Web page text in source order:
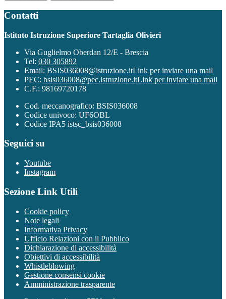
Contatti
Istituto Istruzione Superiore Tartaglia Olivieri
Via Guglielmo Oberdan 12/E - Brescia
Tel: 030 305892
Email: BSIS036008@istruzione.itLink per inviare una mail
PEC: bsis036008@pec.istruzione.itLink per inviare una mail
C.F.: 98169720178
Cod. meccanografico: BSIS036008
Codice univoco: UF6OBL
Codice IPA5 istsc_bsis036008
Seguici su
Youtube
Instagram
Sezione Link Utili
Cookie policy
Note legali
Informativa Privacy
Ufficio Relazioni con il Pubblico
Dichiarazione di accessibilità
Obiettivi di accessibilità
Whistleblowing
Gestione consensi cookie
Amministrazione trasparente